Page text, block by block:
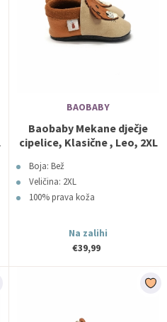
BAOBABY
Baobaby Mekane dječje
cipelice, Klasične , Leo, 2XL
Boja: Bež
Veličina: 2XL
100% prava koža
Na zalihi
€39,99